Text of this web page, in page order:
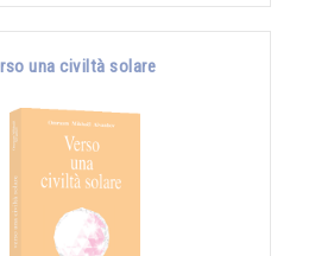
una civiltà solare